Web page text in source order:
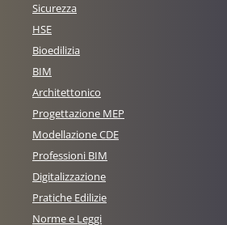
Sicurezza
HSE
Bioedilizia
BIM
Architettonico
Progettazione MEP
Modellazione CDE
Professioni BIM
Digitalizzazione
Pratiche Edilizie
Norme e Leggi